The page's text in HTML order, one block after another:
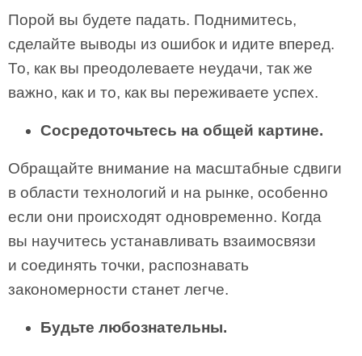
Порой вы будете падать. Подни­митесь,
сделайте выводы из ошибок и идите вперед.
То, как вы преодолева­ете неудачи, так же
важно, как и то, как вы переживаете успех.
Сосредоточьтесь на общей картине.
Обращайте внимание на масштаб­ные сдвиги
в области технологий и на рынке, особенно
если они проис­ходят одновременно. Когда
вы научитесь устанавливать взаимосвязи
и со­единять точки, распознавать
закономерности станет легче.
Будьте любознательны.